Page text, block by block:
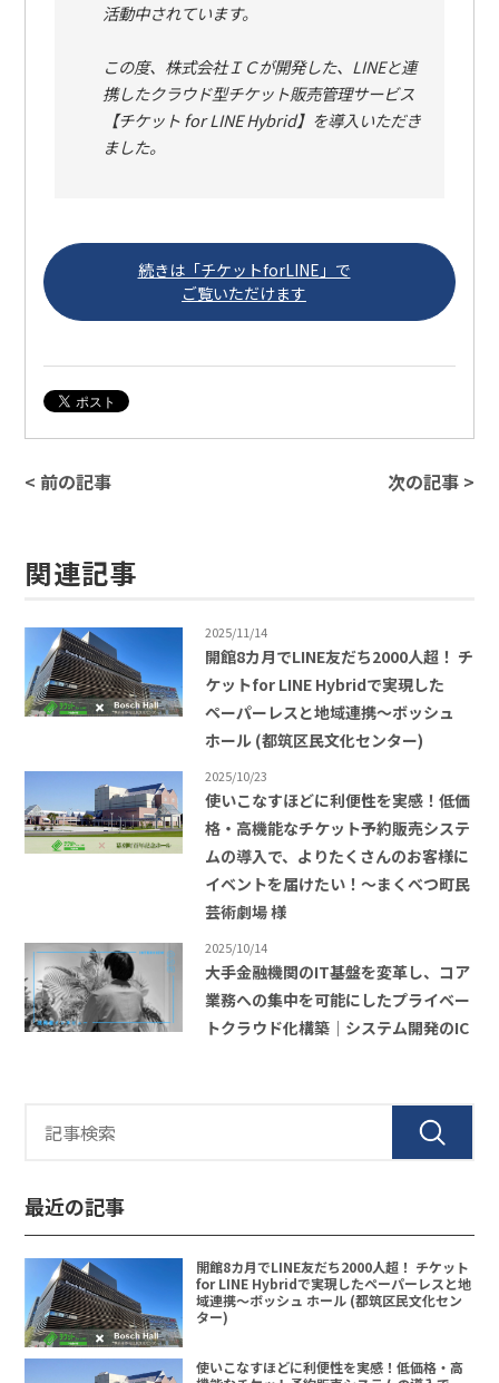
活動中されています。
この度、株式会社ＩＣが開発した、LINEと連
携したクラウド型チケット販売管理サービス
【チケット for LINE Hybrid】を導入いただき
ました。
続きは「チケットforLINE」で
ご覧いただけます
< 前の記事 次の記事 >
関連記事
2025/11/14
開館8カ月でLINE友だち2000人超！ チ
ケットfor LINE Hybridで実現した
ペーパーレスと地域連携〜ボッシュ
ホール (都筑区民文化センター)
2025/10/23
使いこなすほどに利便性を実感！低価
格・高機能なチケット予約販売システ
ムの導入で、よりたくさんのお客様に
イベントを届けたい！〜まくべつ町民
芸術劇場 様
2025/10/14
大手金融機関のIT基盤を変革し、コア
業務への集中を可能にしたプライベー
トクラウド化構築｜システム開発のIC
最近の記事
開館8カ月でLINE友だち2000人超！ チケット
for LINE Hybridで実現したペーパーレスと地
域連携〜ボッシュ ホール (都筑区民文化セン
ター)
使いこなすほどに利便性を実感！低価格・高